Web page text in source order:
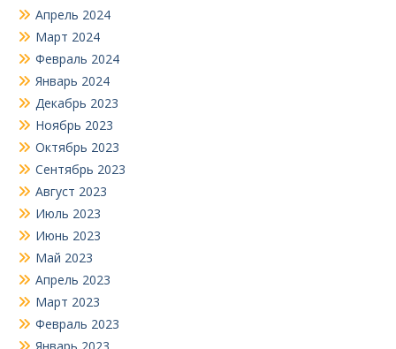
Апрель 2024
Март 2024
Февраль 2024
Январь 2024
Декабрь 2023
Ноябрь 2023
Октябрь 2023
Сентябрь 2023
Август 2023
Июль 2023
Июнь 2023
Май 2023
Апрель 2023
Март 2023
Февраль 2023